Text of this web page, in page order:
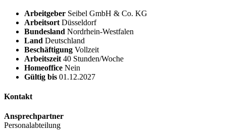
Arbeitgeber Seibel GmbH & Co. KG
Arbeitsort Düsseldorf
Bundesland Nordrhein-Westfalen
Land Deutschland
Beschäftigung Vollzeit
Arbeitszeit 40 Stunden/Woche
Homeoffice Nein
Gültig bis 01.12.2027
Kontakt
Ansprechpartner
Personalabteilung